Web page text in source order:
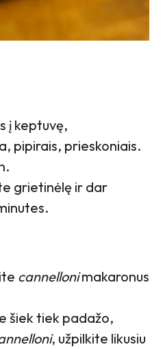
į keptuvę,
pipirais, prieskoniais.
grietinėlę ir dar
cannellonimakaronus
šiek tiek padažo,
, užpilkite likusiu